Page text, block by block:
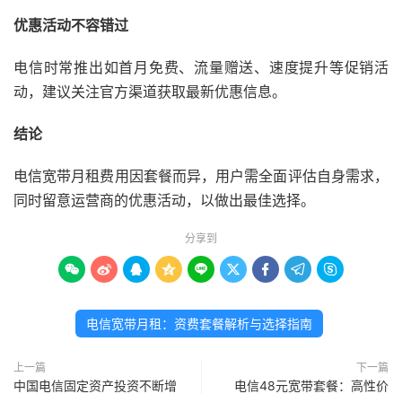
优惠活动不容错过
电信时常推出如首月免费、流量赠送、速度提升等促销活
动，建议关注官方渠道获取最新优惠信息。
结论
电信宽带月租费用因套餐而异，用户需全面评估自身需求，
同时留意运营商的优惠活动，以做出最佳选择。
分享到
        
电信宽带月租：资费套餐解析与选择指南
上一篇
中国电信固定资产投资不断增
下一篇
电信48元宽带套餐：高性价